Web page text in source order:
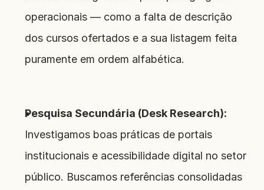
operacionais — como a falta de descrição
dos cursos ofertados e a sua listagem feita
puramente em ordem alfabética.
Pesquisa Secundária (Desk Research):
Investigamos boas práticas de portais
institucionais e acessibilidade digital no setor
público. Buscamos referências consolidadas